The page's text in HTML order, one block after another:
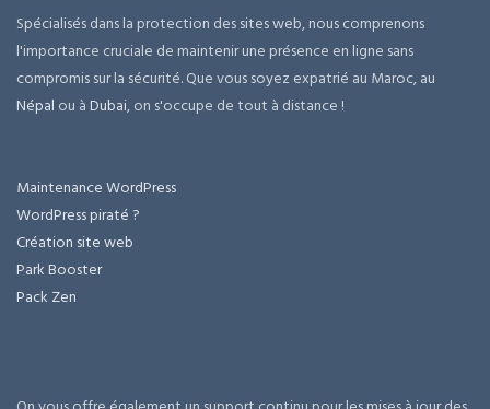
Spécialisés dans la protection des sites web, nous comprenons
l'importance cruciale de maintenir une présence en ligne sans
compromis sur la sécurité. Que vous soyez expatrié au Maroc, au
Népal ou àDubai, on s'occupe de tout à distance !
Maintenance WordPress
WordPress piraté ?
Création site web
Park Booster
Pack Zen